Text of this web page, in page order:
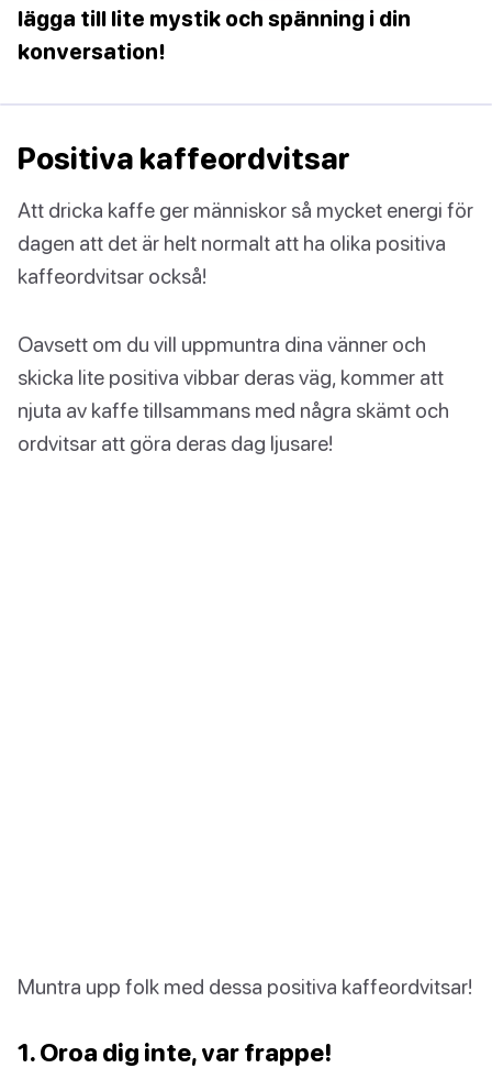
lägga till lite mystik och spänning i din
konversation!
Positiva kaffeordvitsar
Att dricka kaffe ger människor så mycket energi för
dagen att det är helt normalt att ha olika positiva
kaffeordvitsar också!
Oavsett om du vill uppmuntra dina vänner och
skicka lite positiva vibbar deras väg, kommer att
njuta av kaffe tillsammans med några skämt och
ordvitsar att göra deras dag ljusare!
Muntra upp folk med dessa positiva kaffeordvitsar!
1. Oroa dig inte, var frappe!